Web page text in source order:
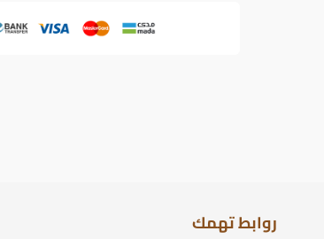
روابط تهمك